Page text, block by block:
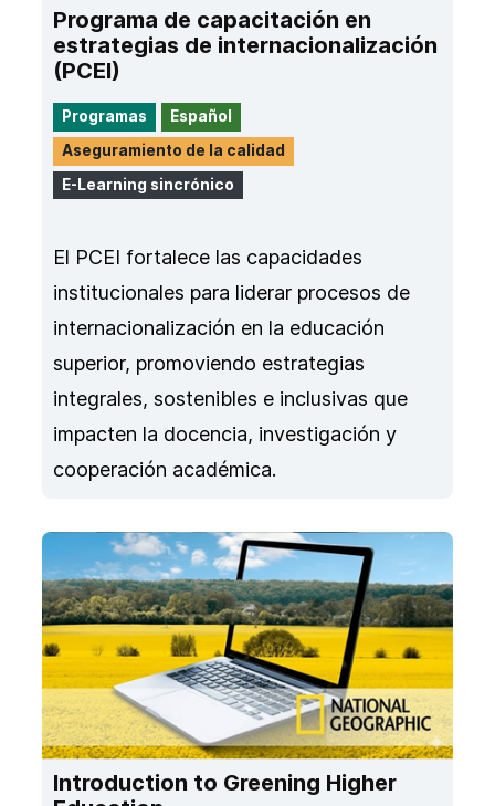
Programa de capacitación en
estrategias de internacionalización
(PCEI)
Programas
Español
Aseguramiento de la calidad
E-Learning sincrónico
El PCEI fortalece las capacidades
institucionales para liderar procesos de
internacionalización en la educación
superior, promoviendo estrategias
integrales, sostenibles e inclusivas que
impacten la docencia, investigación y
cooperación académica.
Introduction to Greening Higher